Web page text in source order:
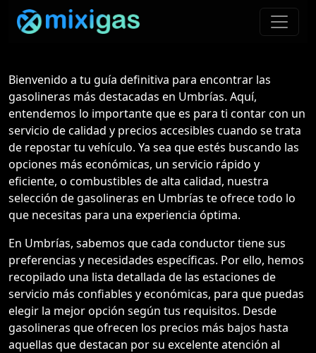
Bienvenido a tu guía definitiva para encontrar las
gasolineras más destacadas en Umbrías. Aquí,
entendemos lo importante que es para ti contar con un
servicio de calidad y precios accesibles cuando se trata
de repostar tu vehículo. Ya sea que estés buscando las
opciones más económicas, un servicio rápido y
eficiente, o combustibles de alta calidad, nuestra
selección de gasolineras en Umbrías te ofrece todo lo
que necesitas para una experiencia óptima.
En Umbrías, sabemos que cada conductor tiene sus
preferencias y necesidades específicas. Por ello, hemos
recopilado una lista detallada de las estaciones de
servicio más confiables y económicas, para que puedas
elegir la mejor opción según tus requisitos. Desde
gasolineras que ofrecen los precios más bajos hasta
aquellas que destacan por su excelente atención al